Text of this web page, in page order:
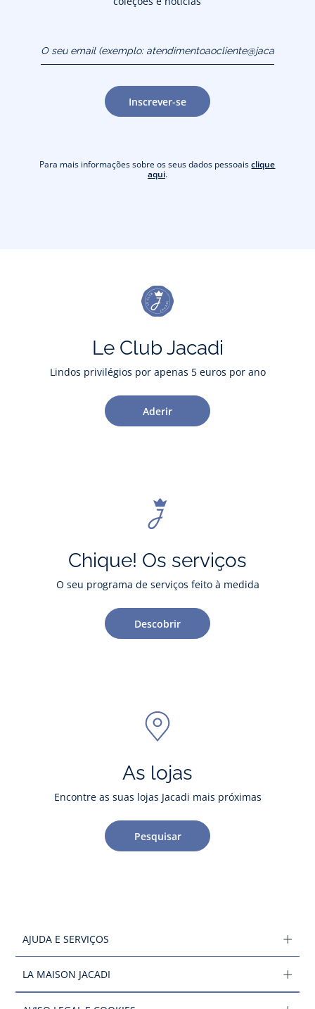
atendimentoaocliente@jacadi.pt)
Inscrever-se
Para mais informações sobre os seus dados pessoaisclique
aqui.
Le Club Jacadi
Lindos privilégios por apenas 5 euros por ano
Aderir
Chique! Os serviços
O seu programa de serviços feito à medida
Descobrir
As lojas
Encontre as suas lojas Jacadi mais próximas
Pesquisar
AJUDA E SERVIÇOS
LA MAISON JACADI